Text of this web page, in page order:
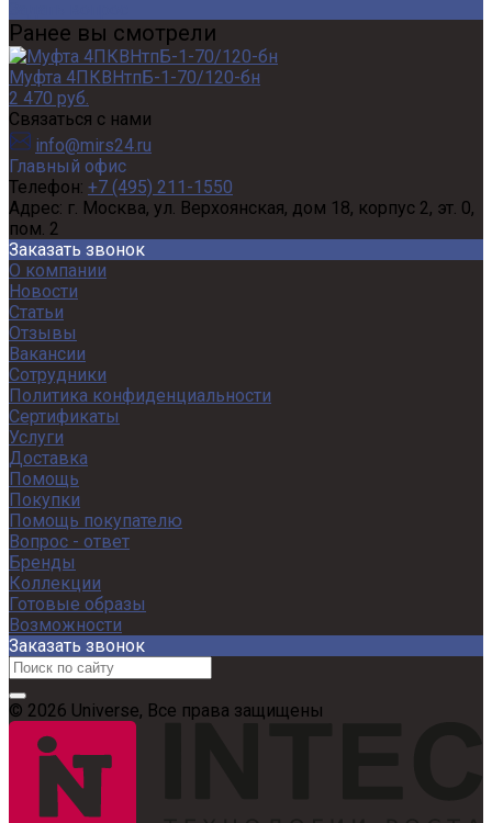
Ранее вы смотрели
Муфта 4ПКВНтпБ-1-70/120-бн
2 470 руб.
Связаться с нами
info@mirs24.ru
Главный офис
Телефон: +7 (495) 211-1550
Адрес: г. Москва, ул. Верхоянская, дом 18, корпус 2, эт. 0,
пом. 2
Заказать звонок
О компании
Новости
Статьи
Отзывы
Вакансии
Сотрудники
Политика конфиденциальности
Сертификаты
Услуги
Доставка
Помощь
Покупки
Помощь покупателю
Вопрос - ответ
Бренды
Коллекции
Готовые образы
Возможности
Заказать звонок
© 2026 Universe, Все права защищены